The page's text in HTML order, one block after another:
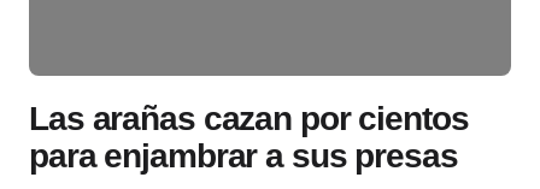
Las arañas cazan por cientos
para enjambrar a sus presas